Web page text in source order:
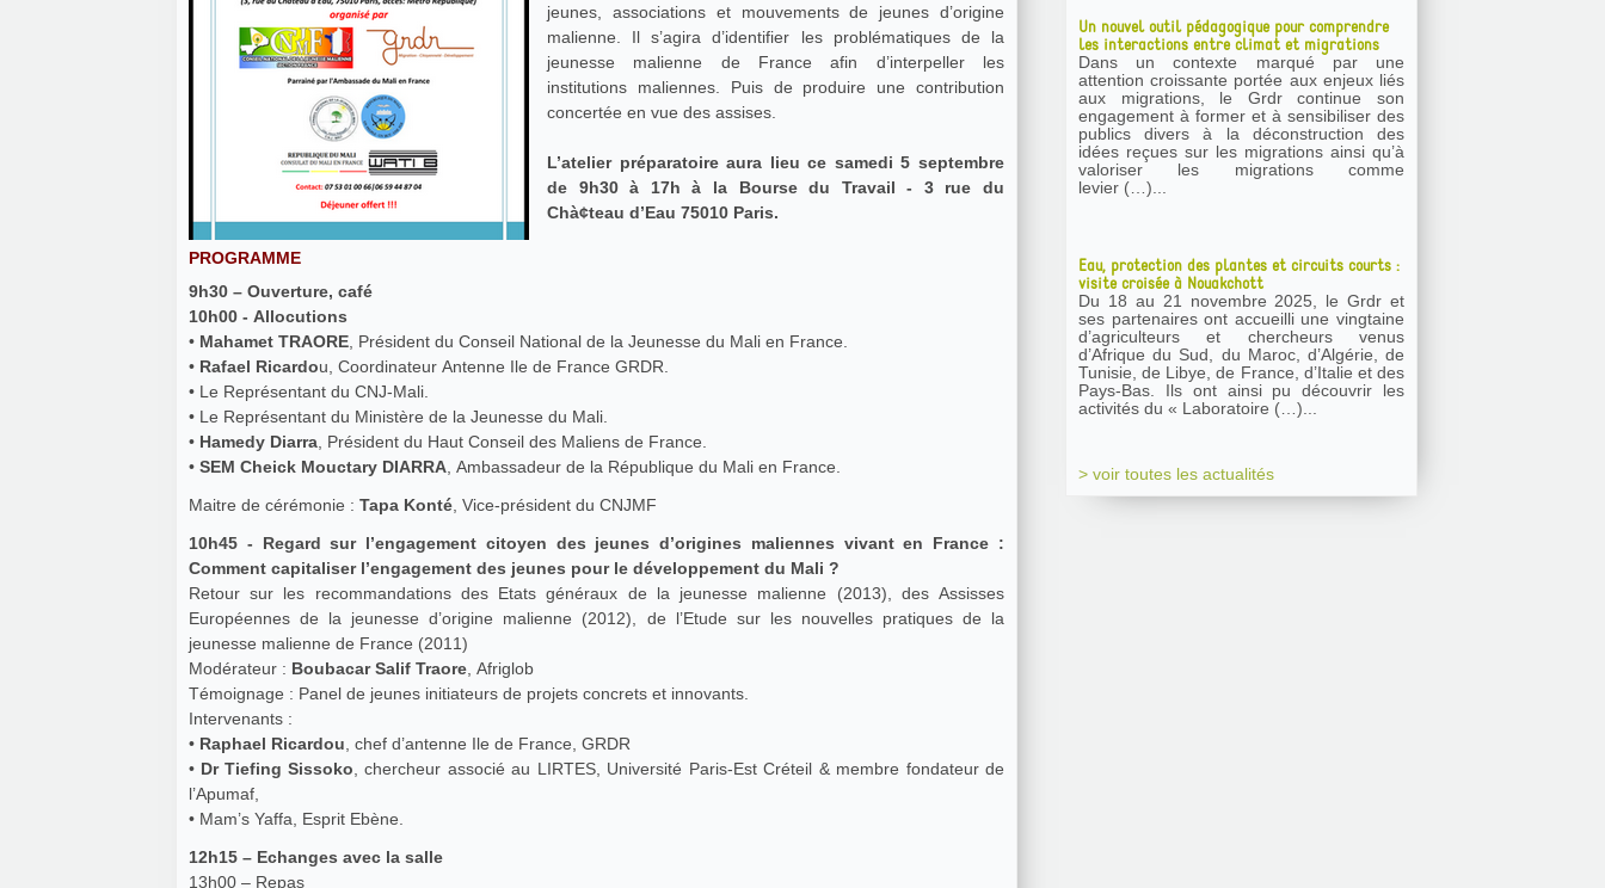
jeunes, associations et mouvements de jeunes d’origine
malienne. Il s’agira d’identifier les problématiques de la
jeunesse malienne de France afin d’interpeller les
institutions maliennes. Puis de produire une contribution
concertée en vue des assises.
L’atelier préparatoire aura lieu ce samedi 5 septembre
de 9h30 à 17h à la Bourse du Travail - 3 rue du
Chà¢teau d’Eau 75010 Paris.
PROGRAMME
9h30 – Ouverture, café
10h00 - Allocutions
• Mahamet TRAORE, Président du Conseil National de la Jeunesse du Mali en France.
• Rafael Ricardou, Coordinateur Antenne Ile de France GRDR.
• Le Représentant du CNJ-Mali.
• Le Représentant du Ministère de la Jeunesse du Mali.
• Hamedy Diarra, Président du Haut Conseil des Maliens de France.
• SEM Cheick Mouctary DIARRA, Ambassadeur de la République du Mali en France.
Maitre de cérémonie : Tapa Konté , Vice-président du CNJMF
10h45 - Regard sur l’engagement citoyen des jeunes d’origines maliennes vivant en France :
Comment capitaliser l’engagement des jeunes pour le développement du Mali ?
Retour sur les recommandations des Etats généraux de la jeunesse malienne (2013), des Assisses
Européennes de la jeunesse d’origine malienne (2012), de l’Etude sur les nouvelles pratiques de la
jeunesse malienne de France (2011)
Modérateur : Boubacar Salif Traore , Afriglob
Témoignage : Panel de jeunes initiateurs de projets concrets et innovants.
Intervenants :
• Raphael Ricardou , chef d’antenne Ile de France, GRDR
• Dr Tiefing Sissoko , chercheur associé au LIRTES, Université Paris-Est Créteil & membre fondateur de
l’Apumaf,
• Mam’s Yaffa, Esprit Ebène.
12h15 – Echanges avec la salle
13h00 – Repas
Un nouvel outil pédagogique pour comprendre
les interactions entre climat et migrations
Dans un contexte marqué par une
attention croissante portée aux enjeux liés
aux migrations, le Grdr continue son
engagement à former et à sensibiliser des
publics divers à la déconstruction des
idées reçues sur les migrations ainsi qu’à
valoriser les migrations comme
levier (…)...
Eau, protection des plantes et circuits courts :
visite croisée à Nouakchott
Du 18 au 21 novembre 2025, le Grdr et
ses partenaires ont accueilli une vingtaine
d’agriculteurs et chercheurs venus
d’Afrique du Sud, du Maroc, d’Algérie, de
Tunisie, de Libye, de France, d’Italie et des
Pays-Bas. Ils ont ainsi pu découvrir les
activités du « Laboratoire (…)...
> voir toutes les actualités